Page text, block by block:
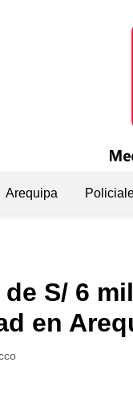
Arequipa
S/ 6
en